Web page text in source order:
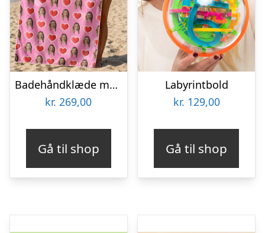
Badehåndklæde med eget foto – Ikoner
kr. 269,00
Gå til shop
Labyrintbold
kr. 129,00
Gå til shop